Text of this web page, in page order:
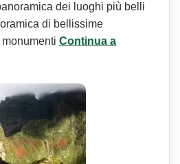
dei luoghi più belli
di bellissime
Continua a